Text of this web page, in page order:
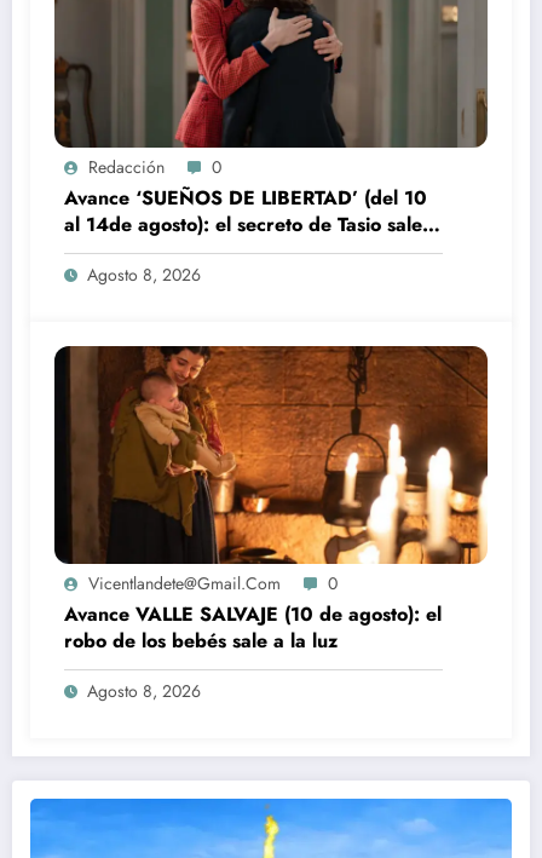
Redacción 0
Avance ‘SUEÑOS DE LIBERTAD’ (del 10
al 14de agosto): el secreto de Tasio sale a
la luz
Agosto 8, 2026
Vicentlandete@gmail.com 0
Avance VALLE SALVAJE (10 de agosto): el
robo de los bebés sale a la luz
Agosto 8, 2026